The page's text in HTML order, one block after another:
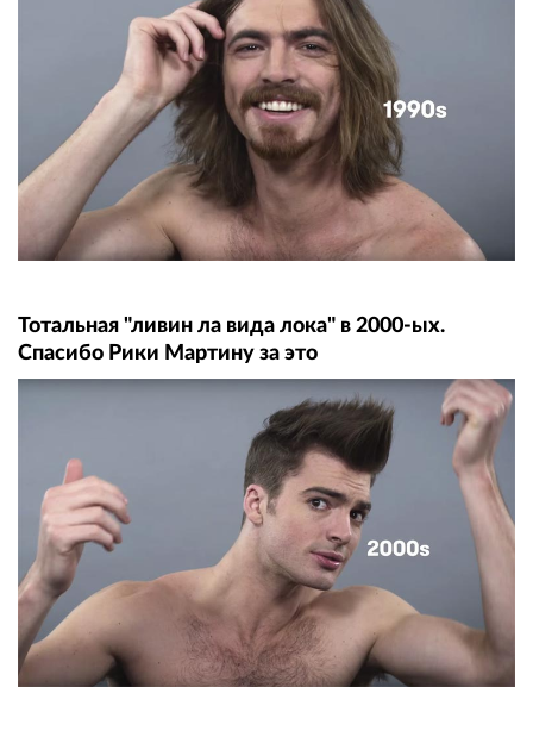
Тотальная "ливин ла вида лока" в 2000-ых.
Спасибо Рики Мартину за это